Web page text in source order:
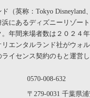
（英称：Tokyo Disneyland
にあるディズニーリゾー
年間来場者数は２０２４
リエンタルランド社がウォ
イセンス契約のもと運営し
0570-008-632
〒279-0031 千葉県浦